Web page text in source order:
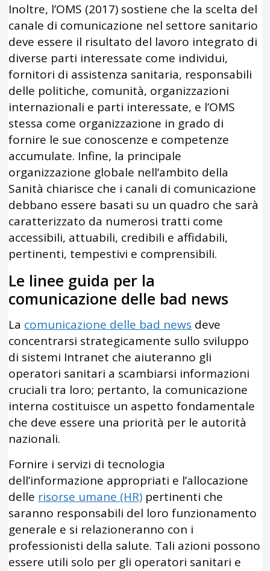
Inoltre, l’OMS (2017) sostiene che la scelta del
canale di comunicazione nel settore sanitario
deve essere il risultato del lavoro integrato di
diverse parti interessate come individui,
fornitori di assistenza sanitaria, responsabili
delle politiche, comunità, organizzazioni
internazionali e parti interessate, e l’OMS
stessa come organizzazione in grado di
fornire le sue conoscenze e competenze
accumulate. Infine, la principale
organizzazione globale nell’ambito della
Sanità chiarisce che i canali di comunicazione
debbano essere basati su un quadro che sarà
caratterizzato da numerosi tratti come
accessibili, attuabili, credibili e affidabili,
pertinenti, tempestivi e comprensibili.
Le linee guida per la
comunicazione delle bad news
La comunicazione delle bad news deve
concentrarsi strategicamente sullo sviluppo
di sistemi Intranet che aiuteranno gli
operatori sanitari a scambiarsi informazioni
cruciali tra loro; pertanto, la comunicazione
interna costituisce un aspetto fondamentale
che deve essere una priorità per le autorità
nazionali.
Fornire i servizi di tecnologia
dell’informazione appropriati e l’allocazione
delle risorse umane (HR) pertinenti che
saranno responsabili del loro funzionamento
generale e si relazioneranno con i
professionisti della salute. Tali azioni possono
essere utili solo per gli operatori sanitari e